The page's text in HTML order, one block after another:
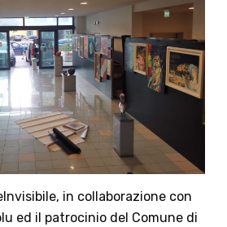
in collaborazione con
ed il patrocinio del Comune di